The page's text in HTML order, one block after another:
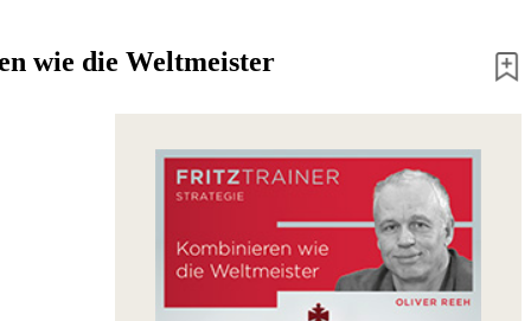
wie die Weltmeister